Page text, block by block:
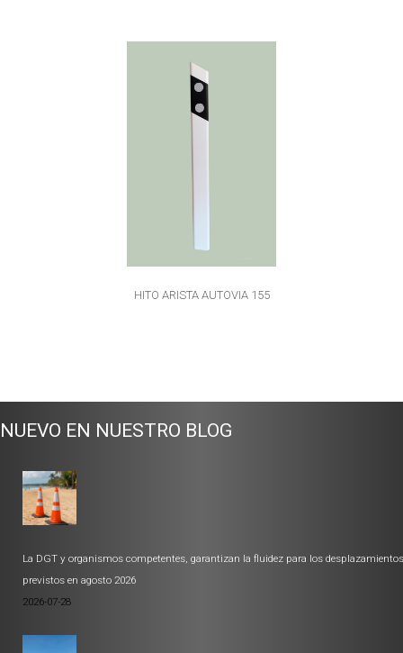
HITO ARISTA AUTOVIA 155
NUEVO EN NUESTRO BLOG
La DGT y organismos competentes, garantizan la fluidez para los desplazamientos
previstos en agosto 2026
2026-07-28